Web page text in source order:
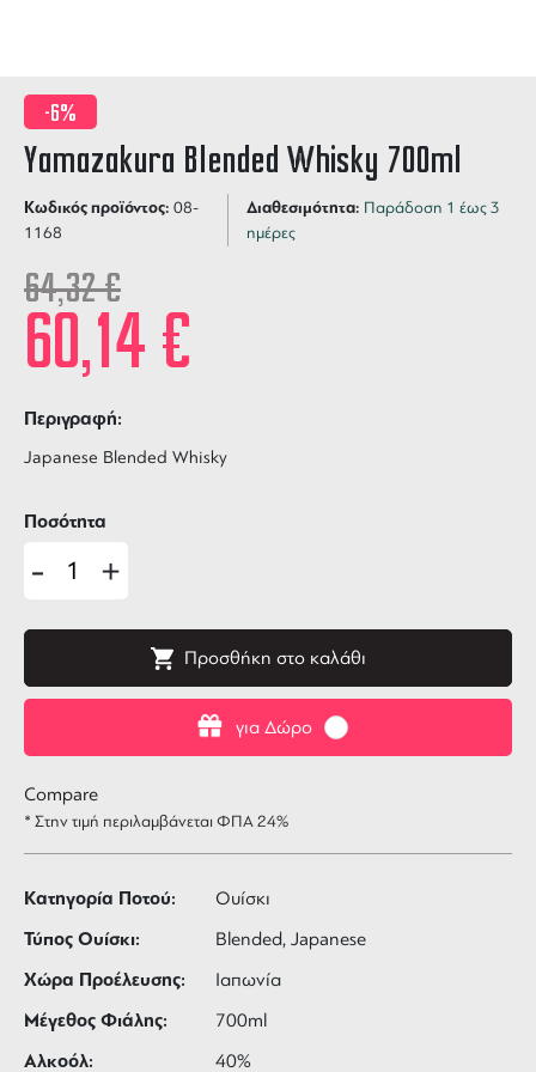
-6%
Yamazakura Blended Whisky 700ml
Κωδικός προϊόντος: 08-
1168
Διαθεσιμότητα: Παράδοση 1 έως 3
ημέρες
64,32€
60,14€
Περιγραφή:
Japanese Blended Whisky
για Δώρο
Ποσότητα
- +
Προσθήκη στο καλάθι
Compare
* Στην τιμή περιλαμβάνεται ΦΠΑ 24%
Κατηγορία Ποτού: Ουίσκι
Τύπος Ουίσκι: Blended, Japanese
Χώρα Προέλευσης: Ιαπωνία
Μέγεθος Φιάλης: 700ml
Αλκοόλ: 40%